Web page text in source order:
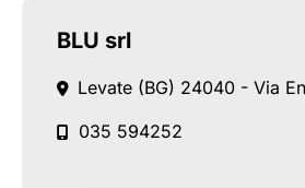
BLU srl
Levate (BG) 24040 - Via
035 594252